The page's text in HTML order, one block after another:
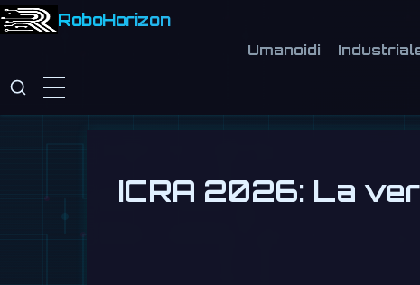
RoboHorizon
Umanoidi
ICRA 2026: La